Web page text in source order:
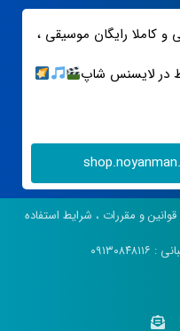
و کاملا رایگان موسیقی ،
در لایسنس شاپ
قوانین و مقررات ، شرایط استفاده